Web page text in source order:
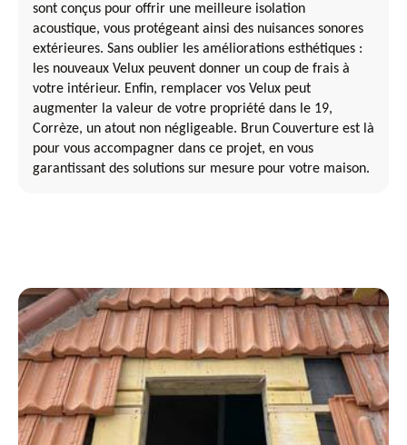
sont conçus pour offrir une meilleure isolation
acoustique, vous protégeant ainsi des nuisances sonores
extérieures. Sans oublier les améliorations esthétiques :
les nouveaux Velux peuvent donner un coup de frais à
votre intérieur. Enfin, remplacer vos Velux peut
augmenter la valeur de votre propriété dans le 19,
Corrèze, un atout non négligeable. Brun Couverture est là
pour vous accompagner dans ce projet, en vous
garantissant des solutions sur mesure pour votre maison.